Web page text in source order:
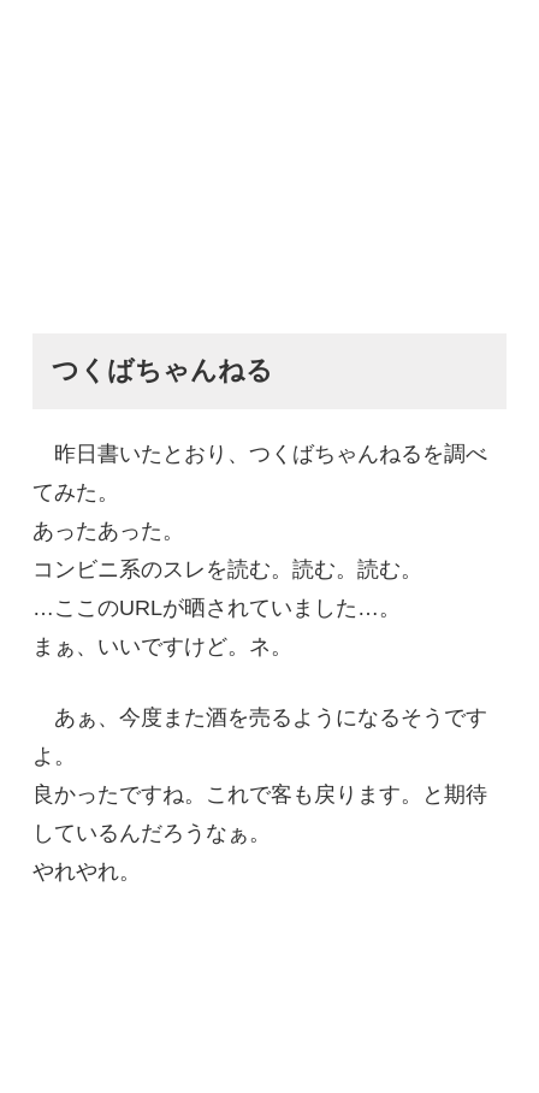
つくばちゃんねる
昨日書いたとおり、つくばちゃんねるを調べ
てみた。
あったあった。
コンビニ系のスレを読む。読む。読む。
…ここのURLが晒されていました…。
まぁ、いいですけど。ネ。
あぁ、今度また酒を売るようになるそうです
よ。
良かったですね。これで客も戻ります。と期待
しているんだろうなぁ。
やれやれ。